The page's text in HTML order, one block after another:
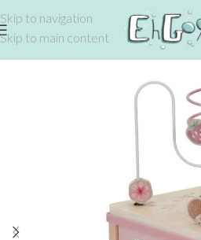
Skip to navigation
Skip to main content